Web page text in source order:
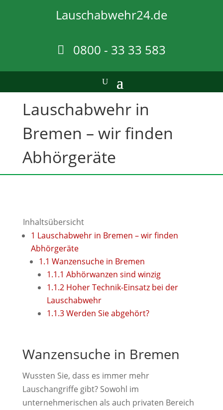
Lauschabwehr24.de
0800 - 33 33 583
Lauschabwehr in
Bremen – wir finden
Abhörgeräte
Inhaltsübersicht
1 Lauschabwehr in Bremen – wir finden
Abhörgeräte
1.1 Wanzensuche in Bremen
1.1.1 Abhörwanzen sind winzig
1.1.2Hoher Technik-Einsatz bei der
Lauschabwehr
1.1.3Werden Sie abgehört?
Wanzensuche in Bremen
Wussten Sie, dass es immer mehr
Lauschangriffe gibt? Sowohl im
unternehmerischen als auch privaten Bereich